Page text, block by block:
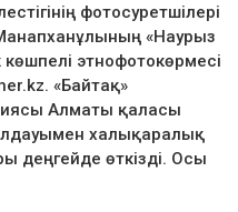
фотосуретшілері
«Наурыз
этнофотокөрмесі
«Байтақ»
Алматы қаласы
халықаралық
деңгейде өткізді. Осы